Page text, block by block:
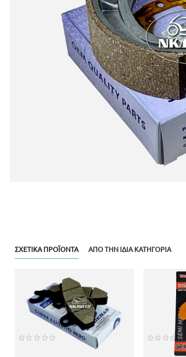
ΣΧΕΤΙΚΆ ΠΡΟΪΌΝΤΑ ΑΠΌ ΤΗΝ ΊΔΙΑ ΚΑΤΗΓΟΡΊΑ